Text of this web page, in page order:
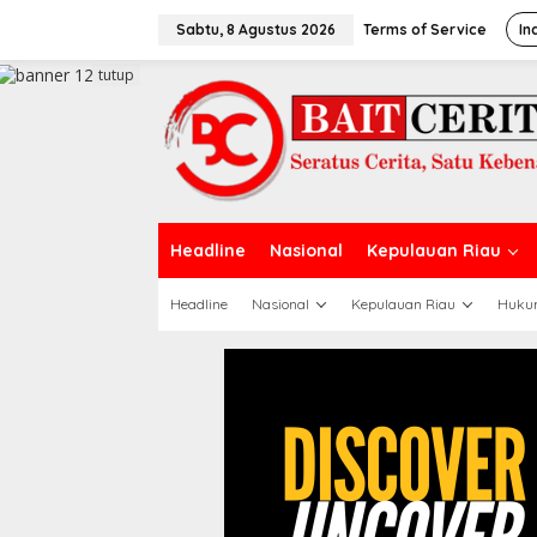
a
Sabtu, 8 Agustus 2026 Terms of Service
Headline Nasional Kepulauan Riau
Headline Nasional Kepulauan Riau
tutup